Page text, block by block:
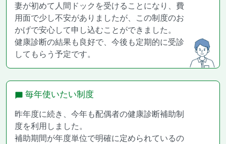
妻が初めて人間ドックを受けることになり、費
用面で少し不安がありましたが、この制度のお
かげで安心して申し込むことができました。
健康診断の結果も良好で、今後も定期的に受診
してもらう予定です。
毎年使いたい制度
昨年度に続き、今年も配偶者の健康診断補助制
度を利用しました。
補助期間が年度単位で明確に定められているの